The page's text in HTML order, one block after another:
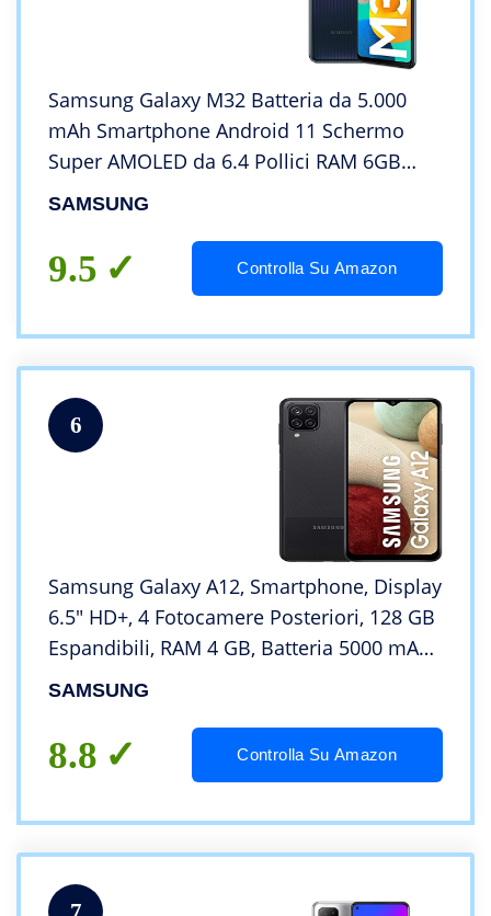
Samsung Galaxy M32 Batteria da 5.000
mAh Smartphone Android 11 Schermo
Super AMOLED da 6.4 Pollici RAM 6GB
Memoria Interna 128GB Black 2022,
SAMSUNG
9.5 Controlla Su Amazon
6
Samsung Galaxy A12, Smartphone, Display
6.5″ HD+, 4 Fotocamere Posteriori, 128 GB
Espandibili, RAM 4 GB, Batteria 5000 mAh,
4G, Dual Sim, Android 10, 205 g, Ricarica
SAMSUNG
8.8 Controlla Su Amazon